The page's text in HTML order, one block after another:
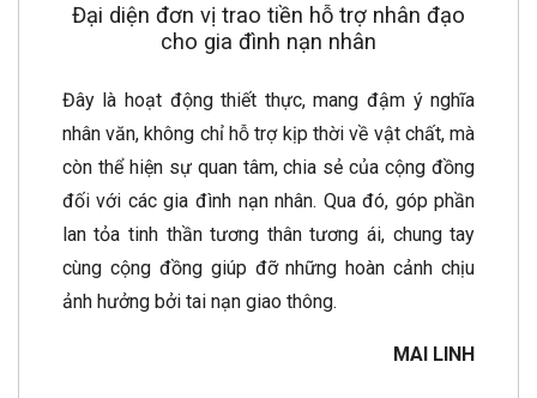
Đại diện đơn vị trao tiền hỗ trợ nhân đạo
cho gia đình nạn nhân
Đây là hoạt động thiết thực, mang đậm ý nghĩa
nhân văn, không chỉ hỗ trợ kịp thời về vật chất, mà
còn thể hiện sự quan tâm, chia sẻ của cộng đồng
đối với các gia đình nạn nhân. Qua đó, góp phần
lan tỏa tinh thần tương thân tương ái, chung tay
cùng cộng đồng giúp đỡ những hoàn cảnh chịu
ảnh hưởng bởi tai nạn giao thông.
MAI LINH